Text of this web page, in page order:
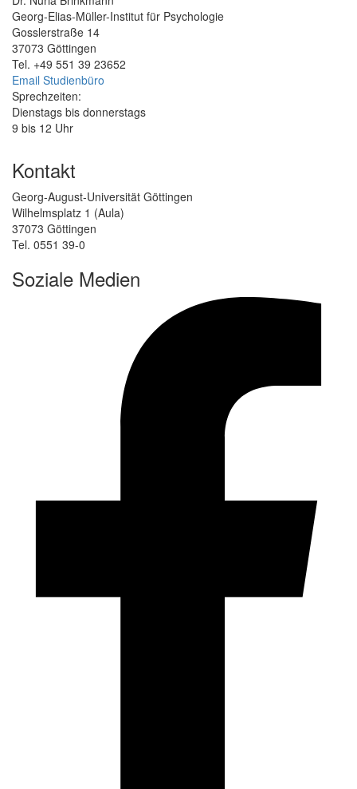
Georg-Elias-Müller-Institut für Psychologie
Gosslerstraße 14
37073 Göttingen
Tel. +49 551 39 23652
Email Studienbüro
Sprechzeiten:
Dienstags bis donnerstags
9 bis 12 Uhr
Kontakt
Georg-August-Universität Göttingen
Wilhelmsplatz 1 (Aula)
37073 Göttingen
Tel. 0551 39-0
Soziale Medien